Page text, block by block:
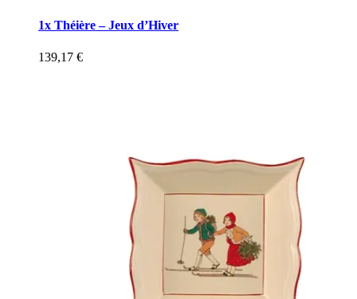
1x Théière – Jeux d’Hiver
139,17 €